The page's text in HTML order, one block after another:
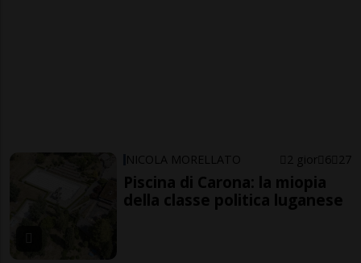
NICOLA MORELLATO 2 gior 6 27
Piscina di Carona: la miopia
della classe politica luganese